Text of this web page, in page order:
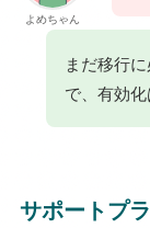
よめちゃん
まだ移行
で、有効化
サポートプ